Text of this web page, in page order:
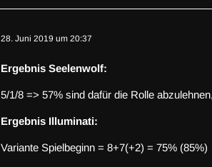
28. Juni 2019 um 20:37
Ergebnis Seelenwolf:
5/1/8 => 57% sind dafür die Rolle
Ergebnis Illuminati:
Variante Spielbeginn = 8+7(+2) = 75% (85%)